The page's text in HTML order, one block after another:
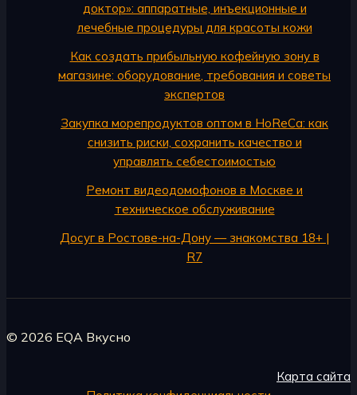
доктор»: аппаратные, инъекционные и
лечебные процедуры для красоты кожи
Как создать прибыльную кофейную зону в
магазине: оборудование, требования и советы
экспертов
Закупка морепродуктов оптом в HoReCa: как
снизить риски, сохранить качество и
управлять себестоимостью
Ремонт видеодомофонов в Москве и
техническое обслуживание
Досуг в Ростове-на-Дону — знакомства 18+ |
R7
© 2026 EQA Вкусно
Карта сайта